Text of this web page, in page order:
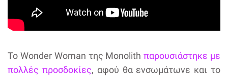
To Wonder Woman της Monolithπαρουσιάστηκε με
πολλές προσδοκίες, αφού θα ενσωμάτωνε και το